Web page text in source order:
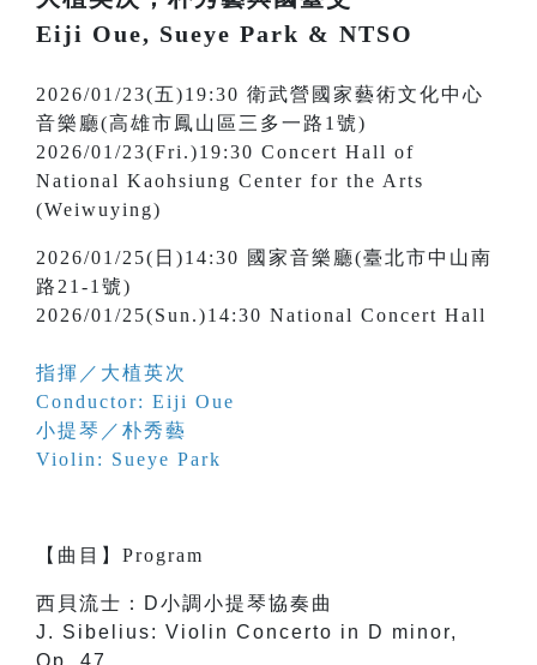
Eiji Oue, Sueye Park & NTSO
2026/01/23(五)19:30 衛武營國家藝術文化中心
音樂廳(高雄市鳳山區三多一路1號)
2026/01/23(Fri.)19:30 Concert Hall of
National Kaohsiung Center for the Arts
(Weiwuying)
2026/01/25(日)14:30 國家音樂廳(臺北市中山南
路21-1號)
2026/01/25(Sun.)14:30 National Concert Hall
指揮／大植英次
Conductor: Eiji Oue
小提琴／朴秀藝
Violin: Sueye Park
【 曲目 】 Program
西貝流士：D小調小提琴協奏曲
J. Sibelius: Violin Concerto in D minor,